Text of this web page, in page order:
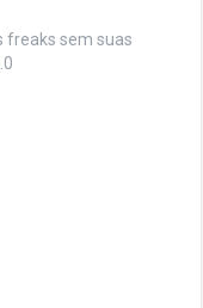
freaks sem suas